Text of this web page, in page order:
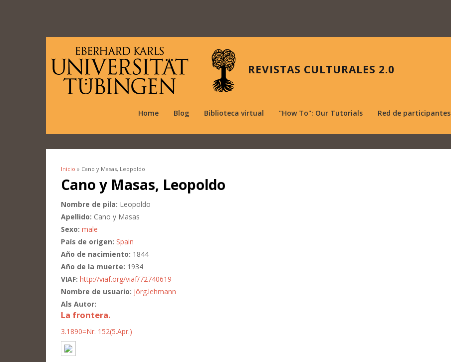
REVISTAS CULTURALES 2.0
Home Blog Biblioteca virtual "How To": Our Tutorials Red de participantes
Se encuentra usted aquí
Inicio » Cano y Masas, Leopoldo
Cano y Masas, Leopoldo
Nombre de pila: Leopoldo
Apellido: Cano y Masas
Sexo: male
País de origen: Spain
Año de nacimiento: 1844
Año de la muerte: 1934
VIAF: http://viaf.org/viaf/72740619
Nombre de usuario: jörg.lehmann
Als Autor:
La frontera.
3.1890=Nr. 152(5.Apr.)